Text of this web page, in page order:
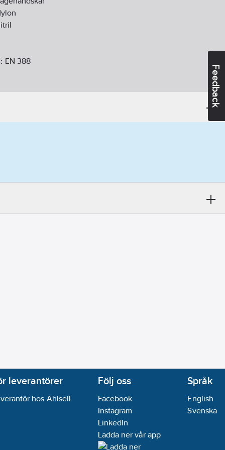
Feedback
EN 388
leverantörer
hos Ahlsell
Följ oss
Facebook
Instagram
LinkedIn
Ladda ner vår app
Språk
English
Svenska